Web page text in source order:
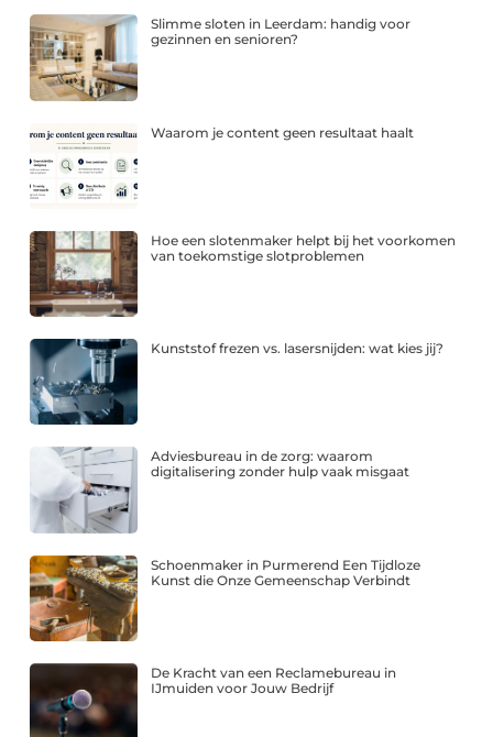
Slimme sloten in Leerdam: handig voor
gezinnen en senioren?
Waarom je content geen resultaat haalt
Hoe een slotenmaker helpt bij het voorkomen
van toekomstige slotproblemen
Kunststof frezen vs. lasersnijden: wat kies jij?
Adviesbureau in de zorg: waarom
digitalisering zonder hulp vaak misgaat
Schoenmaker in Purmerend Een Tijdloze
Kunst die Onze Gemeenschap Verbindt
De Kracht van een Reclamebureau in
IJmuiden voor Jouw Bedrijf